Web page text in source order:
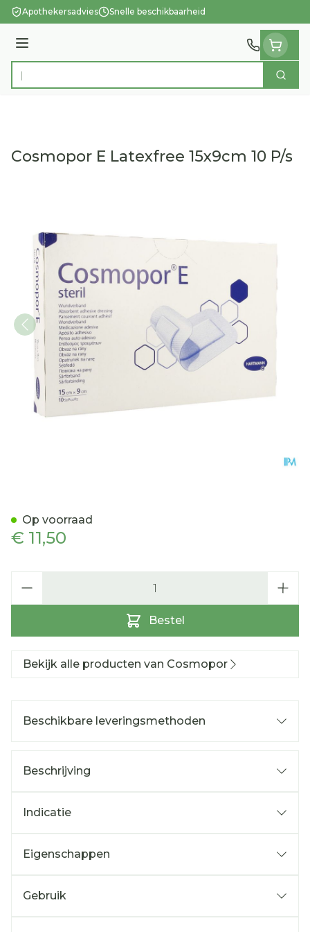
Ga naar de inhoud
Apothekersadvies Snelle beschikbaarheid
Menu
Product, merk, categorie... Zoek
Cosmopor E Latexfree 15x9cm 10 P/s
€ 11,50
Bestel
Op voorraad
Bekijk alle producten van Cosmopor
Beschikbare leveringsmethoden
Beschrijving
Indicatie
Eigenschappen
Gebruik